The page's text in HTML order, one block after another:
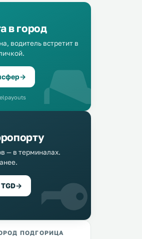
в город
водитель встретит в
→
— в терминалах.
→
ПОДГОРИЦА